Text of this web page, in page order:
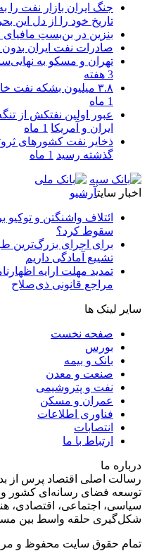
جنگ ایران بازار نفت را
تاریخ خود را از دل این
بنزین در بن‌بستِ مافیای
صادرات نفت ایران بدون
تهران و مسکو به
3 هفته
۳.۸ میلیون بشکه نفت خام ایران از محاصره آمریکا عبور کرد
1 ماه
عبور اولین نفتکش از
ایران و آمریکا 1 ماه
گذشته رسید 1 ماه
اخبار سایتآرشیو
ائتلاف واشنگتن و
سقوط کرد؟
برای اجرای بزرگ‌ترین
تشییع آمادگی داریم
تمدید مهلت ارایه
مراجع قانونی ذی‌‏صلاح
سایر لینک ها
صفحه نخست
بورس
بانک و بیمه
صنعت و معدن
نفت و پتروشیمی
عمران و مسکن
فناوری اطلاعات
انتصابات
ارتباط با ما
درباره ما
رسالت اصلی اقتصاد پرس از
توسعه فضای رسانه‌ای کشور و
سیاسی، اجتماعی، اقتصادی،
شکل‌گیری حلقه واسط بین
تمام حقوق سایت محفوظ و